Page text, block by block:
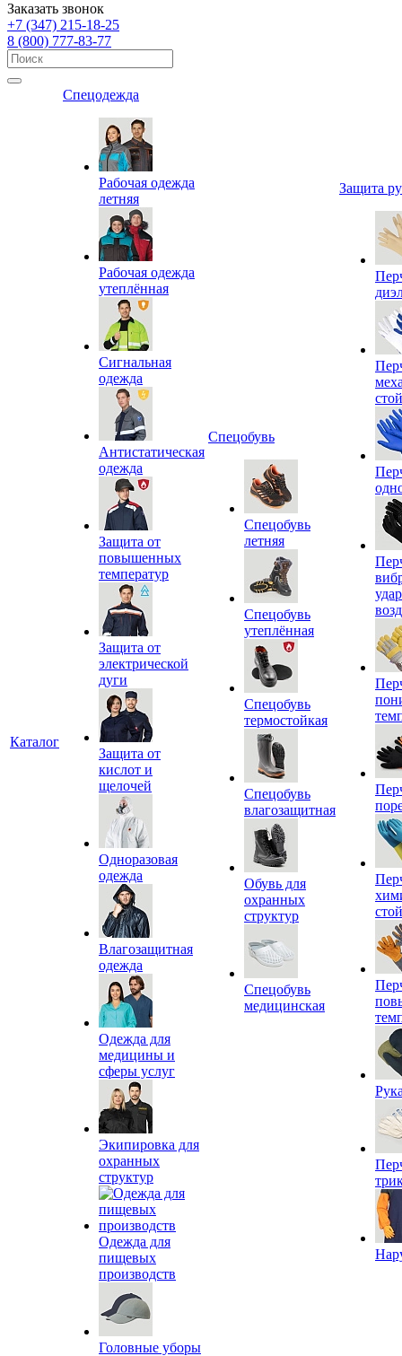
Заказать звонок
+7 (347) 215-18-25
8 (800) 777-83-77
Каталог
Спецодежда
Рабочая одежда
летняя
Рабочая одежда
утеплённая
Сигнальная
одежда
Антистатическая
одежда
Защита от
повышенных
температур
Защита от
электрической
дуги
Защита от
кислот и
щелочей
Одноразовая
одежда
Влагозащитная
одежда
Одежда для
медицины и
сферы услуг
Экипировка для
охранных
структур
Одежда для
пищевых
производств
Головные уборы
Спецобувь
Спецобувь
летняя
Спецобувь
утеплённая
Спецобувь
термостойкая
Спецобувь
влагозащитная
Обувь для
охранных
структур
Спецобувь
медицинская
Защита